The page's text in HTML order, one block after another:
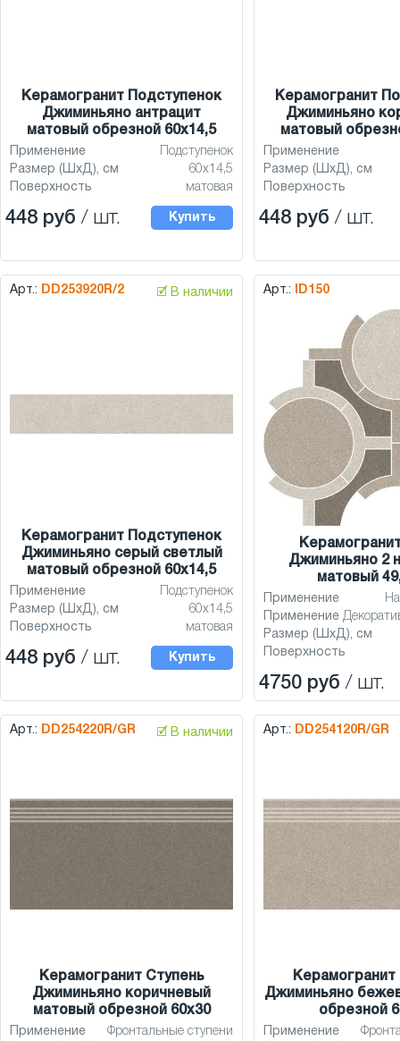
Керамогранит Подступенок
Джиминьяно антрацит
матовый обрезной 60x14,5
Применение
Подступенок
Размер (ШхД), см
60x14,5
Поверхность
матовая
448 руб / шт. Купить
Керамогранит
Джиминьяно
матовый
Применение
Размер (ШхД), см
Поверхность
448 руб / шт.
Арт.: DD253920R/2 🗹 В наличии
Керамогранит Подступенок
Джиминьяно серый светлый
матовый обрезной 60x14,5
Применение
Подступенок
Размер (ШхД), см
60x14,5
Поверхность
матовая
448 руб / шт. Купить
Арт.: ID150
Джиминьяно 2
матовый
Применение
Применение
Размер (ШхД), см
Поверхность
4750 руб / шт.
Арт.: DD254220R/GR 🗹 В наличии
Керамогранит Ступень
Джиминьяно коричневый
матовый обрезной 60x30
Применение
Фронтальные ступени
Арт.: DD254120R/GR
Керамогранит
Джиминьяно
обрезной
Применение